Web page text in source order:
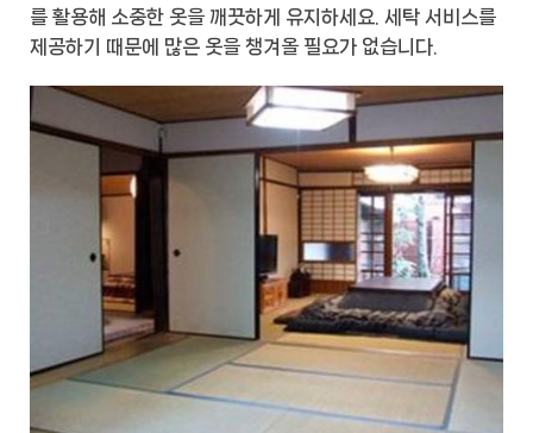
를 활용해 소중한 옷을 깨끗하게 유지하세요. 세탁 서비스를
제공하기 때문에 많은 옷을 챙겨올 필요가 없습니다.